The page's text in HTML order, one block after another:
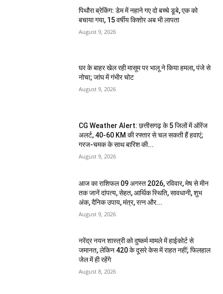
पिथौरा ब्रेकिंग: डेम में नहाने गए दो बच्चे डूबे, एक को
बचाया गया, 15 वर्षीय किशोर अब भी लापता
August 9, 2026
घर के बाहर खेल रही मासूम पर भालू ने किया हमला, पंजे से
नोचा; जांघ में गंभीर चोट
August 9, 2026
CG Weather Alert: छत्तीसगढ़ के 5 जिलों में ऑरेंज
अलर्ट, 40-60 KM की रफ्तार से चल सकती हैं हवाएं;
गरज-चमक के साथ बारिश की...
August 9, 2026
आज का राशिफल 09 अगस्त 2026, रविवार, मेष से मीन
तक जानें दांपत्य, सेहत, आर्थिक स्थिति, सावधानी, शुभ
अंक, दैनिक उपाय, मंत्र, रत्न और...
August 9, 2026
नरेंद्र नयन शास्त्री को दुष्कर्म मामले में हाईकोर्ट से
जमानत, लेकिन 420 के दूसरे केस में राहत नहीं; फिलहाल
जेल में ही रहेंगे
August 8, 2026